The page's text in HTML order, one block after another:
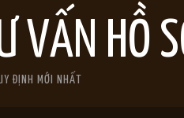
VẤN HỒ
ĐỊNH MỚI NHẤT